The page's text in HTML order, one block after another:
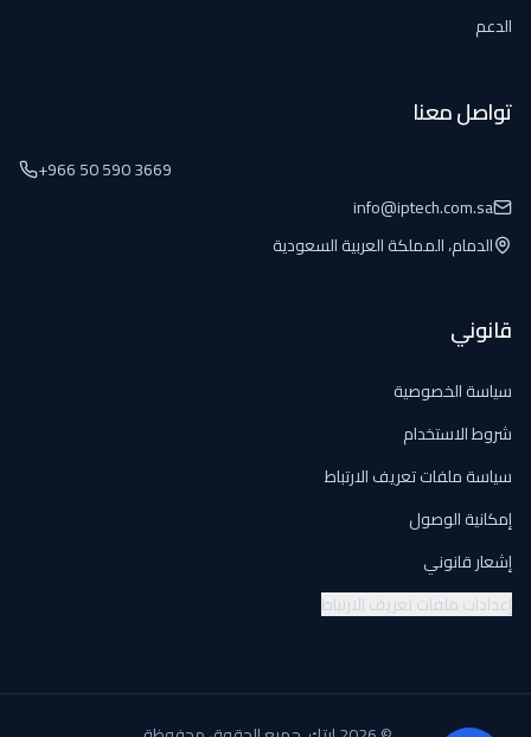
الدعم
تواصل معنا
+966 50 590 3669
info@iptech.com.sa
الدمام، المملكة العربية السعودية
قانوني
سياسة الخصوصية
شروط الاستخدام
سياسة ملفات تعريف الارتباط
إمكانية الوصول
إشعار قانوني
إعدادات ملفات تعريف الارتباط